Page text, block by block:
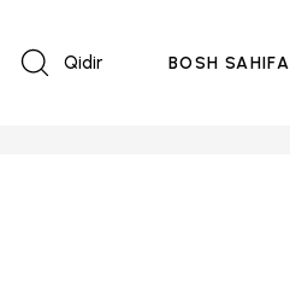
Qidir BOSH SAHIFA